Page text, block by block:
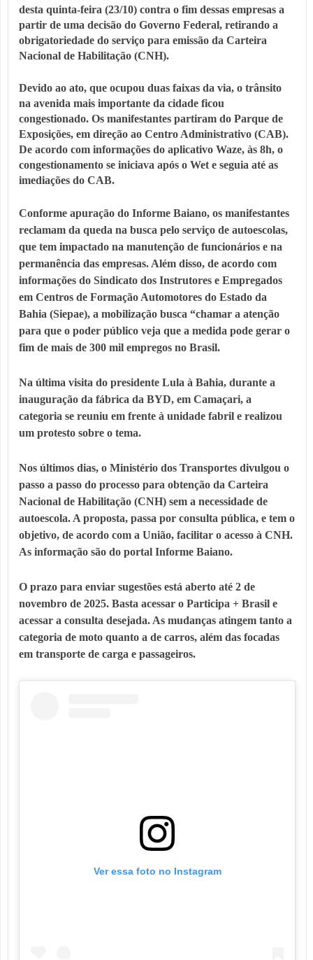
desta quinta-feira (23/10) contra o fim dessas empresas a
partir de uma decisão do Governo Federal, retirando a
obrigatoriedade do serviço para emissão da Carteira
Nacional de Habilitação (CNH).
Devido ao ato, que ocupou duas faixas da via, o trânsito
na avenida mais importante da cidade ficou
congestionado. Os manifestantes partiram do Parque de
Exposições, em direção ao Centro Administrativo (CAB).
De acordo com informações do aplicativo Waze, às 8h, o
congestionamento se iniciava após o Wet e seguia até as
imediações do CAB.
Conforme apuração do Informe Baiano, os manifestantes
reclamam da queda na busca pelo serviço de autoescolas,
que tem impactado na manutenção de funcionários e na
permanência das empresas. Além disso, de acordo com
informações do Sindicato dos Instrutores e Empregados
em Centros de Formação Automotores do Estado da
Bahia (Siepae), a mobilização busca “chamar a atenção
para que o poder público veja que a medida pode gerar o
fim de mais de 300 mil empregos no Brasil.
Na última visita do presidente Lula à Bahia, durante a
inauguração da fábrica da BYD, em Camaçari, a
categoria se reuniu em frente à unidade fabril e realizou
um protesto sobre o tema.
Nos últimos dias, o Ministério dos Transportes divulgou o
passo a passo do processo para obtenção da Carteira
Nacional de Habilitação (CNH) sem a necessidade de
autoescola. A proposta, passa por consulta pública, e tem o
objetivo, de acordo com a União, facilitar o acesso à CNH.
As informação são do portal Informe Baiano.
O prazo para enviar sugestões está aberto até 2 de
novembro de 2025. Basta acessar o Participa + Brasil e
acessar a consulta desejada. As mudanças atingem tanto a
categoria de moto quanto a de carros, além das focadas
em transporte de carga e passageiros.
Ver essa foto no Instagram